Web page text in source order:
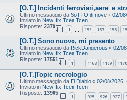
[O.T.] Incidenti ferroviari,aerei e
Ultimo messaggio da SoTTO di nove « 02/
Inviato in New Ifix Tcen Tcen
Risposte: 2379
1 156 157 158
[O.T.] Sono nuovo, mi presento
Ultimo messaggio da RickDangerous « 02/
Inviato in New Ifix Tcen Tcen
Risposte: 17551
1 1168 1169 1170
[O.T.]Topic necrologio
Ultimo messaggio da El Diablo « 02/08/2026,
Inviato in New Ifix Tcen Tcen
Risposte: 13905
1 … 925 926 927